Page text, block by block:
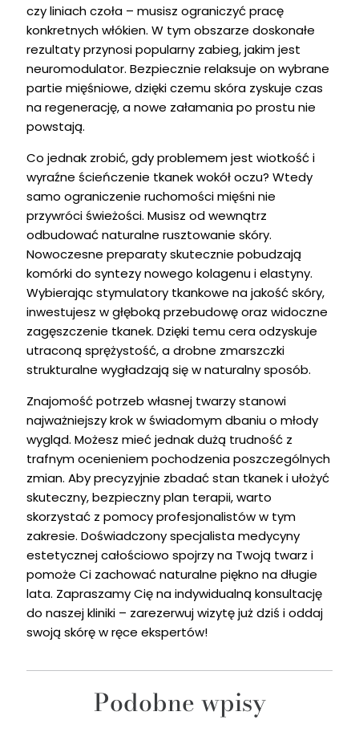
czy liniach czoła – musisz ograniczyć pracę
konkretnych włókien. W tym obszarze doskonałe
rezultaty przynosi popularny zabieg, jakim jest
neuromodulator. Bezpiecznie relaksuje on wybrane
partie mięśniowe, dzięki czemu skóra zyskuje czas
na regenerację, a nowe załamania po prostu nie
powstają.
Co jednak zrobić, gdy problemem jest wiotkość i
wyraźne ścieńczenie tkanek wokół oczu? Wtedy
samo ograniczenie ruchomości mięśni nie
przywróci świeżości. Musisz od wewnątrz
odbudować naturalne rusztowanie skóry.
Nowoczesne preparaty skutecznie pobudzają
komórki do syntezy nowego kolagenu i elastyny.
Wybierającstymulatory tkankowe na jakość skóry,
inwestujesz w głęboką przebudowę oraz widoczne
zagęszczenie tkanek. Dzięki temu cera odzyskuje
utraconą sprężystość, a drobne zmarszczki
strukturalne wygładzają się w naturalny sposób.
Znajomość potrzeb własnej twarzy stanowi
najważniejszy krok w świadomym dbaniu o młody
wygląd. Możesz mieć jednak dużą trudność z
trafnym ocenieniem pochodzenia poszczególnych
zmian. Aby precyzyjnie zbadać stan tkanek i ułożyć
skuteczny, bezpieczny plan terapii, warto
skorzystać z pomocy profesjonalistów w tym
zakresie. Doświadczony specjalista medycyny
estetycznej całościowo spojrzy na Twoją twarz i
pomoże Ci zachować naturalne piękno na długie
lata. Zapraszamy Cię na indywidualną konsultację
do naszej kliniki – zarezerwuj wizytę już dziś i oddaj
swoją skórę w ręce ekspertów!
Podobne wpisy